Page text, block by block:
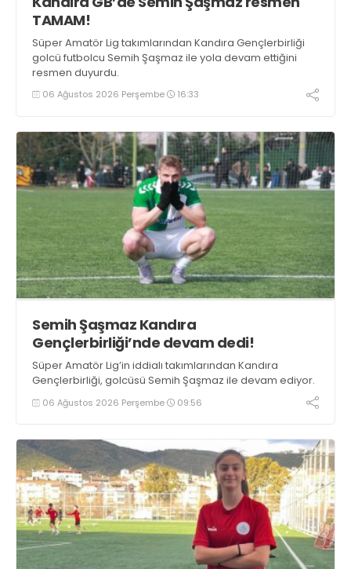
TAMAM!
Süper Amatör Lig takımlarından Kandıra Gençlerbirliği
golcü futbolcu Semih Şaşmaz ile yola devam ettiğini
resmen duyurdu.
06 Ağustos 2026 Perşembe 16:33
Semih Şaşmaz Kandıra
Gençlerbirliği’nde devam dedi!
Süper Amatör Lig’in iddialı takımlarından Kandıra
Gençlerbirliği, golcüsü Semih Şaşmaz ile devam ediyor.
06 Ağustos 2026 Perşembe 09:56